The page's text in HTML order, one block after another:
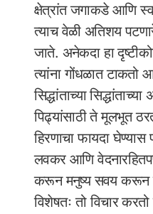
क्षेत्रांत जगाकडे आणि
त्याच वेळी अतिशय
जाते. अनेकदा हा
त्यांना गोंधळात टाकतो
सिद्धांताच्या
पिढ्यांसाठी ते मूलभूत
हिरणाचा फायदा
लवकर आणि
करून मनुष्य सवय करून
विशेषतः तो विचार